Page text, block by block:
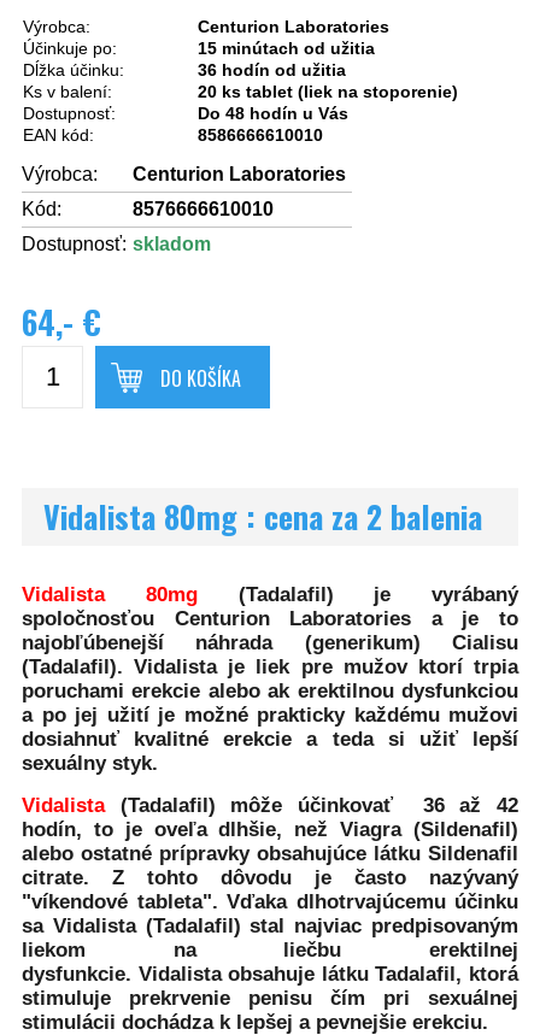
Výrobca:
Centurion Laboratories
Účinkuje po:
15 minútach od užitia
Dĺžka účinku:
36 hodín od užitia
Ks v balení:
20 ks tablet (liek na stoporenie)
Dostupnosť:
Do 48 hodín u Vás
EAN kód:
8586666610010
Výrobca:
Centurion Laboratories
Kód:
8576666610010
Dostupnosť: skladom
64,- €
DO KOŠÍKA
Vidalista 80mg : cena za 2 balenia
Vidalista 80mg(Tadalafil) je vyrábaný
spoločnosťou Centurion Laboratories a je to
najobľúbenejší náhrada (generikum) Cialisu
(Tadalafil). Vidalista je liek pre mužov ktorí trpia
poruchami erekcie alebo ak erektilnou dysfunkciou
a po jej užití je možné prakticky každému mužovi
dosiahnuť kvalitné erekcie a teda si užiť lepší
sexuálny styk.
Vidalista(Tadalafil) môže účinkovať 36 až 42
hodín, to je oveľa dlhšie, než Viagra (Sildenafil)
alebo ostatné prípravky obsahujúce látku Sildenafil
citrate. Z tohto dôvodu je často nazývaný
"víkendové tableta". Vďaka dlhotrvajúcemu účinku
sa Vidalista (Tadalafil) stal najviac predpisovaným
liekom na liečbu erektilnej
dysfunkcie. Vidalista obsahuje látku Tadalafil, ktorá
stimuluje prekrvenie penisu čím pri sexuálnej
stimulácii dochádza k lepšej a pevnejšie erekciu.